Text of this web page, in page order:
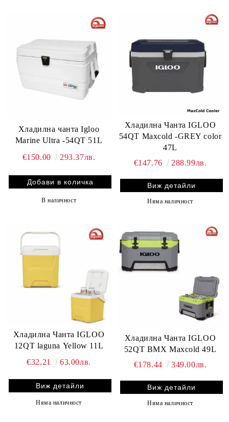
Хладилна чанта Igloo
Marine Ultra -54QT 51L
€150.00
293.37лв.
В наличност
Хладилна Чанта IGLOO
54QT Maxcold -GREY color
47L
€147.76
288.99лв.
Виж детайли
Няма наличност
Хладилна Чанта IGLOO
12QT laguna Yellow 11L
€32.21
63.00лв.
Виж детайли
Няма наличност
Хладилна Чанта IGLOO
52QT BMX Maxcold 49L
€178.44
349.00лв.
Виж детайли
Няма наличност